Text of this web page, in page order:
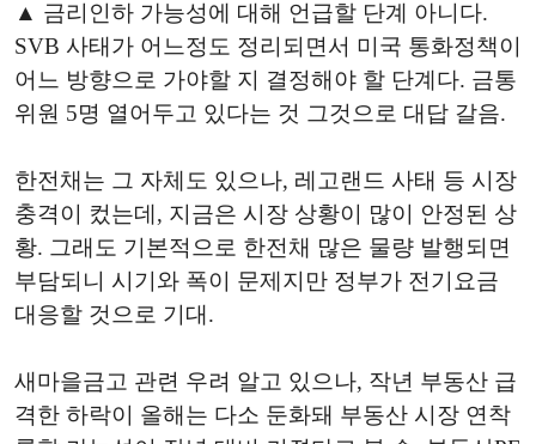
▲ 금리인하 가능성에 대해 언급할 단계 아니다.
SVB 사태가 어느정도 정리되면서 미국 통화정책이
어느 방향으로 가야할 지 결정해야 할 단계다. 금통
위원 5명 열어두고 있다는 것 그것으로 대답 갈음.
한전채는 그 자체도 있으나, 레고랜드 사태 등 시장
충격이 컸는데, 지금은 시장 상황이 많이 안정된 상
황. 그래도 기본적으로 한전채 많은 물량 발행되면
부담되니 시기와 폭이 문제지만 정부가 전기요금
대응할 것으로 기대.
새마을금고 관련 우려 알고 있으나, 작년 부동산 급
격한 하락이 올해는 다소 둔화돼 부동산 시장 연착